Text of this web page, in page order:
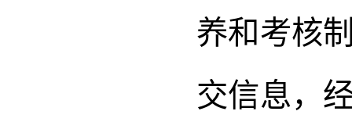
养和考核
交信息，